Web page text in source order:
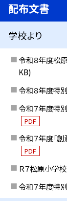
配布文書
学校より
令和８年度松
KB)
令和８年度特
令和７年度特
PDF
令和７年度「
PDF
Ｒ７松原小学
令和７年度特